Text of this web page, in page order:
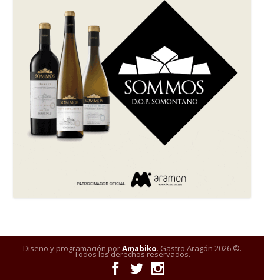
Diseño y programación porAmabiko. Gastro Aragón 2026 ©.
Todos los derechos reservados.